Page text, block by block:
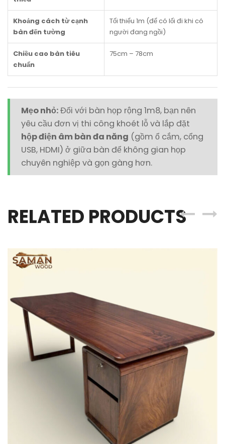
Khoảng cách từ cạnh
bàn đến tường
Tối thiểu 1m (để có lối đi khi có
người đang ngồi)
Chiều cao bàn tiêu
chuẩn
75cm – 78cm
Mẹo nhỏ:Đối với bàn họp rộng 1m8, bạn nên
yêu cầu đơn vị thi công khoét lỗ và lắp đặt
hộp điện âm bàn đa năng (gồm ổ cắm, cổng
USB, HDMI) ở giữa bàn để không gian họp
chuyên nghiệp và gọn gàng hơn.
RELATED PRODUCTS